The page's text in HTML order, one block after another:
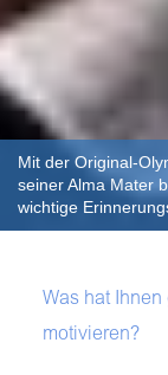
Mit der Original-
seiner Alma Mater
wichtige
Was hat
motivieren?